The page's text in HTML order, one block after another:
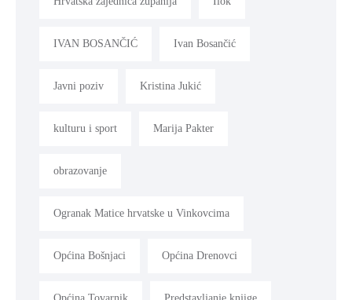
IVAN BOSANČIĆ Ivan Bosančić
Javni poziv Kristina Jukić
kulturu i sport Marija Pakter
obrazovanje
Ogranak Matice hrvatske u Vinkovcima
Općina Bošnjaci Općina Drenovci
Općina Tovarnik Predstavljanje knjige